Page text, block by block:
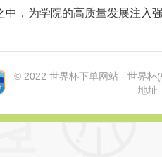
，为学院的高质量发展注入
© 2022 世界杯下单网站 - 世界
地址